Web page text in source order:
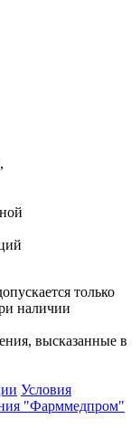
только
наличии
высказанные в
Условия
"Фарммедпром"